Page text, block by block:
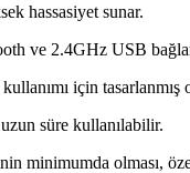
hassasiyet sunar.
ve 2.4GHz USB
için
süre kullanılabilir.
minimumda olması,